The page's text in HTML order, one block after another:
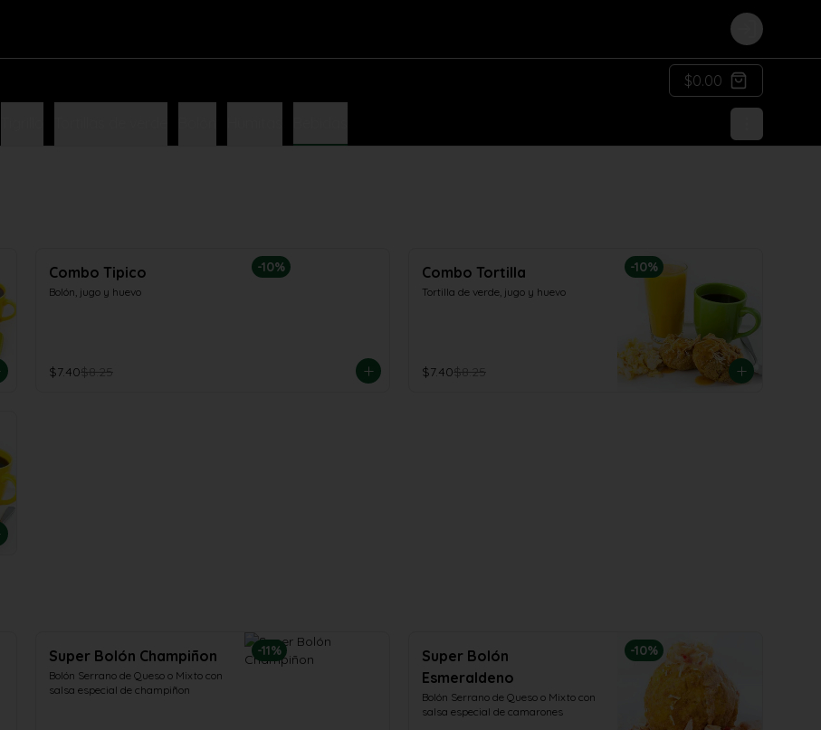
Login
$0.00
-10%
Combo Tipico
Bolón, jugo y huevo
$7.40$8.25
-10%
Combo Tortilla
Tortilla de verde, jugo y huevo
$7.40$8.25
-11%
Super Bolón Champiñon
Bolón Serrano de Queso o Mixto con
salsa especial de champiñon
-10%
Super Bolón
Esmeraldeno
Bolón Serrano de Queso o Mixto con
salsa especial de camarones